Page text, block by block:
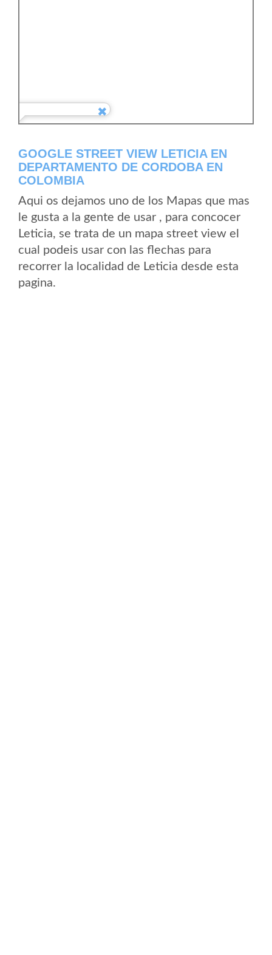
GOOGLE STREET VIEW LETICIA EN
DEPARTAMENTO DE CORDOBA EN
COLOMBIA
Aqui os dejamos uno de los Mapas que mas
le gusta a la gente de usar , para concocer
Leticia, se trata de un mapa street view el
cual podeis usar con las flechas para
recorrer la localidad de Leticia desde esta
pagina.